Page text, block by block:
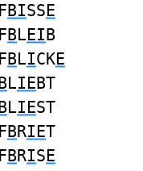
FBISSE
FBLEIB
FBLICKE
LIEBT
LIEST
FBRIET
FBRISE